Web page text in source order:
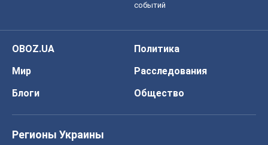
событий
OBOZ.UA
Политика
Мир
Расследования
Блоги
Общество
Регионы Украины